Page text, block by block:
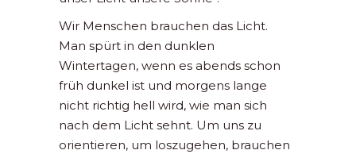
Wir Menschen brauchen das Licht.
Man spürt in den dunklen
Wintertagen, wenn es abends schon
früh dunkel ist und morgens lange
nicht richtig hell wird, wie man sich
nach dem Licht sehnt. Um uns zu
orientieren, um loszugehen, brauchen